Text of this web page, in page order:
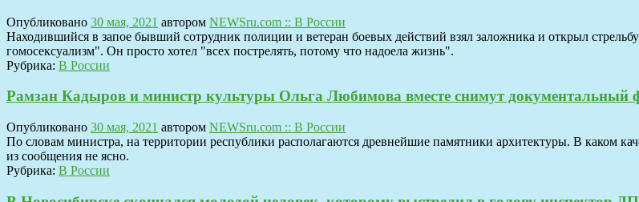
Опубликовано 30 мая, 2021 автором NEWSru.com :: В России
Находившийся в запое бывший сотрудник полиции и ветеран боевых действий взял заложника и открыл
гомосексуализм". Он просто хотел "всех пострелять, потому что надоела жизнь".
Рубрика: В России
Рамзан Кадыров и министр культуры Ольга Любимова вместе снимут документальный
Опубликовано 30 мая, 2021 автором NEWSru.com :: В России
По словам министра, на территории республики располагаются древнейшие памятники архитектуры. В каком
из сообщения не ясно.
Рубрика: В России